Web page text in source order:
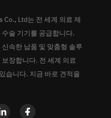
Ltd는 전 세계 의료 제
술 기기를 공급합니다.
속한 납품 및 맞춤형 솔루
장합니다. 전 세계 의료
습니다. 지금 바로 견적을